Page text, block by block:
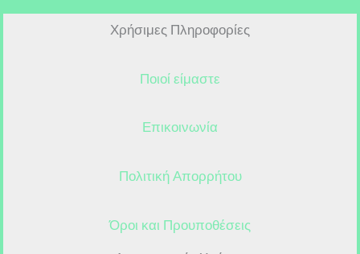
Χρήσιμες Πληροφορίες
Ποιοί είμαστε
Επικοινωνία
Πολιτική Απορρήτου
Όροι και Προυποθέσεις